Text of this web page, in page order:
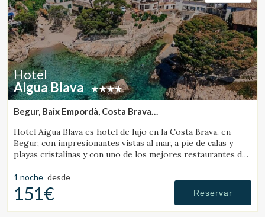
Hotel
Aigua Blava
Begur, Baix Empordà, Costa Brava
Hotel Aigua Blava es hotel de lujo en la Costa Brava, en
Begur, con impresionantes vistas al mar, a pie de calas y
playas cristalinas y con uno de los mejores restaurantes de
1 noche desde
151€ Reservar